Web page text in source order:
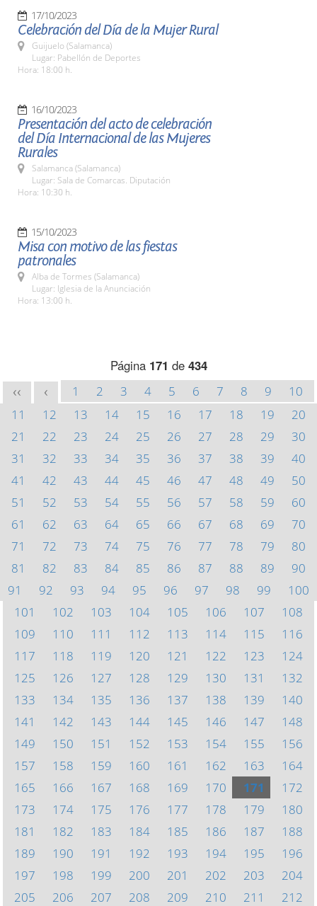
17/10/2023
Celebración del Día de la Mujer Rural
Guijuelo (Salamanca)
Lugar: Pabellón de Deportes
Hora: 18:00 h.
16/10/2023
Presentación del acto de celebración
del Día Internacional de las Mujeres
Rurales
Salamanca (Salamanca)
Lugar: Sala de Comarcas. Diputación
Hora: 10:30 h.
15/10/2023
Misa con motivo de las fiestas
patronales
Alba de Tormes (Salamanca)
Lugar: Iglesia de la Anunciación
Hora: 13:00 h.
Página 171 de 434
<< < 1 2 3 4 5 6 7 8 9
10
11
12 13 14 15 16 17 18 19
20
21
22 23 24 25 26 27 28 29
30
31
32 33 34 35 36 37 38 39
40
41
42 43 44 45 46 47 48 49
50
51
52 53 54 55 56 57 58 59
60
61
62 63 64 65 66 67 68 69
70
71
72 73 74 75 76 77 78 79
80
81
82 83 84 85 86 87 88 89
90
91
92 93 94 95 96 97 98 99
100
101
102 103 104 105 106 107
108
109
110 111 112 113 114 115
116
117
118 119 120 121 122 123
124
125
126 127 128 129 130 131
132
133
134 135 136 137 138 139
140
141
142 143 144 145 146 147
148
149
150 151 152 153 154 155
156
157
158 159 160 161 162 163
164
165
166 167 168 169 170 171
172
173
174 175 176 177 178 179
180
181
182 183 184 185 186 187
188
189
190 191 192 193 194 195
196
197
198 199 200 201 202 203
204
205
206 207 208 209 210 211
212